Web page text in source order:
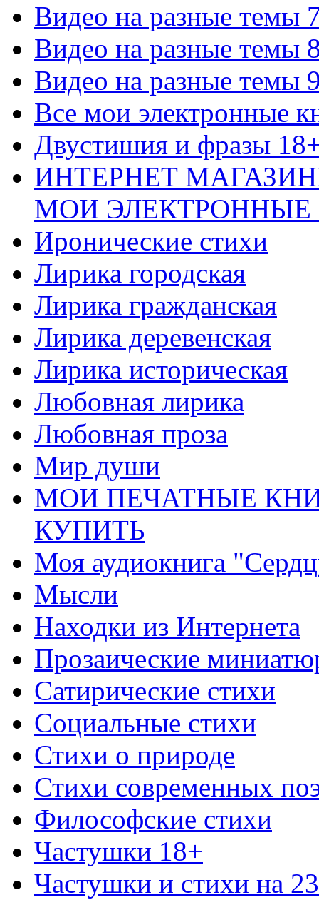
Видео на разные темы
Видео на разные темы
Видео на разные темы
Все мои электронные
Двустишия и фразы
ИНТЕРНЕТ
МОИ ЭЛЕКТРОННЫЕ
Иронические стихи
Лирика городская
Лирика гражданская
Лирика деревенская
Лирика историческая
Любовная лирика
Любовная проза
Мир души
МОИ ПЕЧАТНЫЕ
КУПИТЬ
Моя аудиокнига
Мысли
Находки из Интернета
Прозаические
Сатирические стихи
Социальные стихи
Стихи о природе
Стихи современных
Философские стихи
Частушки 18+
Частушки и стихи на